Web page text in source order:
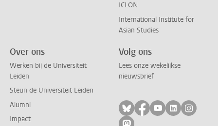
ICLON
International Institute for
Asian Studies
Over ons
Werken bij de Universiteit
Leiden
Steun de Universiteit Leiden
Alumni
Impact
Volg ons
Lees onze wekelijkse
nieuwsbrief
Volg ons op bluesky
Volg ons op
Volg ons op
Volg ons
Volg
Volg ons op mastodon